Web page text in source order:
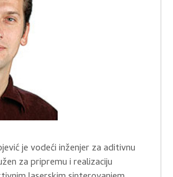
je vodeći inženjer za aditivnu
za pripremu i realizaciju